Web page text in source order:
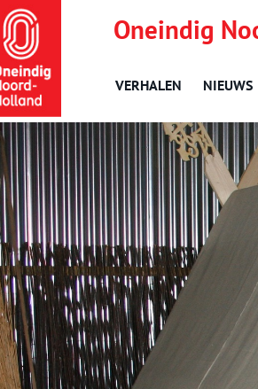
Oneindig
VERHALEN NIEUWS